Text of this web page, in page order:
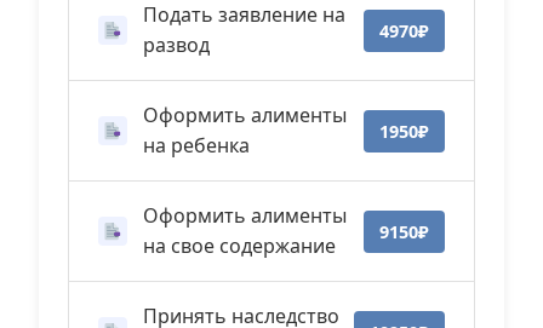
Подать заявление на
развод
4970₽
Оформить алименты
на ребенка
1950₽
Оформить алименты
на свое содержание
9150₽
Принять наследство